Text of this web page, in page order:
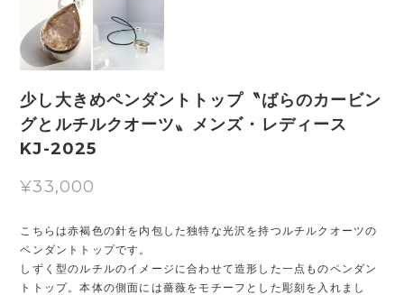
少し大きめペンダントトップ〝ばらのカービン
グとルチルクオーツ〟メンズ・レディース
KJ-2025
¥33,000
こちらは赤褐色の針を内包した独特な光沢を持つルチルクオーツの
ペンダントトップです。
しずく型のルチルのイメージに合わせて造形した一点ものペンダン
トトップ。本体の側面には薔薇をモチーフとした彫刻を入れまし